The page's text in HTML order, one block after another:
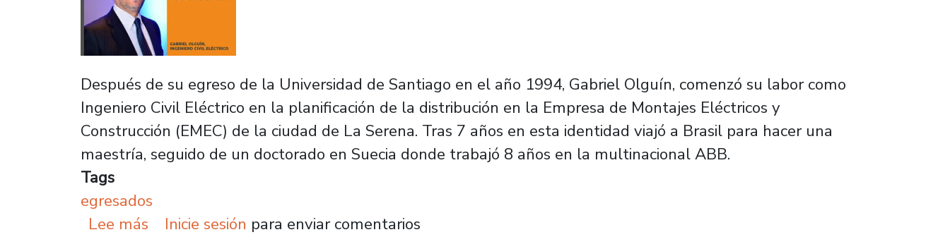
Después de su egreso de la Universidad de Santiago en el año 1994, Gabriel Olguín, comenzó su labor como
Ingeniero Civil Eléctrico en la planificación de la distribución en la Empresa de Montajes Eléctricos y
Construcción (EMEC) de la ciudad de La Serena. Tras 7 años en esta identidad viajó a Brasil para hacer una
maestría, seguido de un doctorado en Suecia donde trabajó 8 años en la multinacional ABB.
Tags
egresados
Lee más sobre Egresado de la U. de Santiago es nombrado Presidente del comité chileno del Consejo Internacional de
Inicie sesión para enviar comentarios